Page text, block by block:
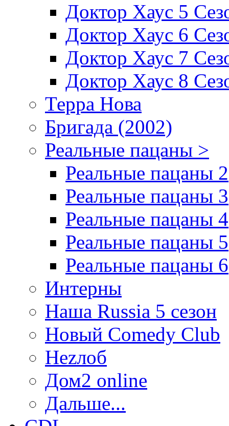
Доктор Хаус 5
Доктор Хаус 6
Доктор Хаус 7
Доктор Хаус 8
Терра Нова
Бригада (2002)
Реальные пацаны >
Реальные пацаны 2
Реальные пацаны 3
Реальные пацаны 4
Реальные пацаны 5
Реальные пацаны 6
Интерны
Наша Russia 5 сезон
Новый Comedy Club
Неzлоб
Дом2 online
Дальше...